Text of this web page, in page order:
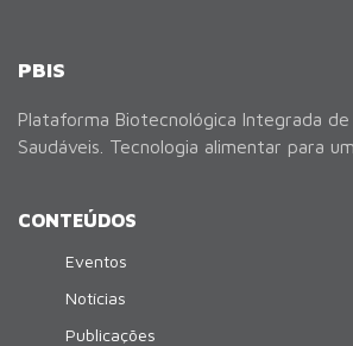
PBIS
Plataforma Biotecnológica Integrada
Saudáveis. Tecnologia alimentar para
CONTEÚDOS
Eventos
Notícias
Publicações